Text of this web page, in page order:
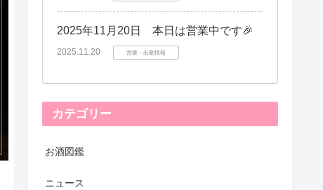
2025年11月20日 本日は営業中です🎉
2025.11.20 営業・出勤情報
カテゴリー
お酒図鑑
ニュース